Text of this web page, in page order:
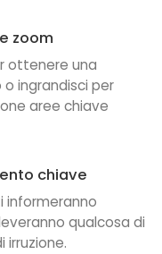
zoom
ottenere una
ingrandisci per
aree chiave
chiave
informeranno
qualcosa di